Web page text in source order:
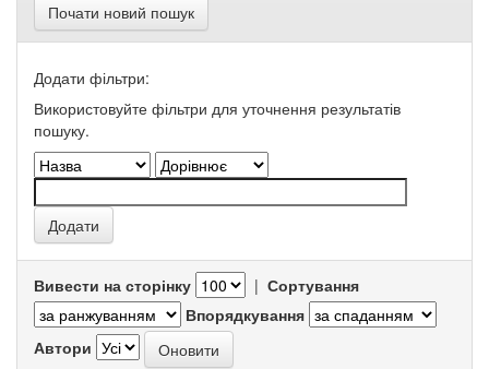
Почати новий пошук
Додати фільтри:
Використовуйте фільтри для уточнення результатів
пошуку.
Вивести на сторінку | Сортування
Впорядкування
Автори